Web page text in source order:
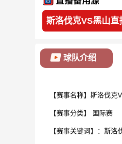
斯洛伐克VS黑山直
球队介绍
【赛事名称】斯洛伐克
【赛事分类】 国际赛
【赛事关键词】：斯